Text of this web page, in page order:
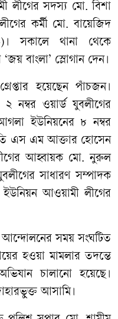
লীগের সদস্য মো. বিশা
কর্মী মো. বায়েজিদ
সকালে থানা থেকে
বাংলা’ স্লোগান দেন।
হয়েছেন পাঁচজন।
নম্বর ওয়ার্ড যুবলীগের
ইউনিয়নের ৮ নম্বর
এস এম আক্তার হোসেন
আহ্বায়ক মো. নুরুল
সাধারণ সম্পাদক
আওয়ামী লীগের
আন্দোলনের সময় সংঘটিত
হওয়া মামলার তদন্তে
চালানো হয়েছে।
আসামি।